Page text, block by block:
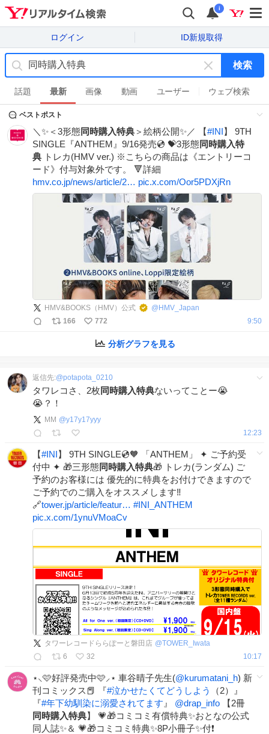
i
ログイン ID新規取得
キ
ー
ワ
ド
を
消
検索
話題 最新 画像 動画 ユーザー ウェブ検索
ベストポスト
＼✨＜3形態同時購入特典＞絵柄公開✨／ 【#INI】 9TH
SINGLE『ANTHEM』9/16発売💿 💝3形態同時購入特
典 トレカ(HMV ver.) ※こちらの商品は《エントリーコ
ード》付与対象外です。 🔻詳細
hmv.co.jp/news/article/2… pic.x.com/Oor5PDXjRn
HMV&BOOKS（HMV）公式 @ HMV_Japan
166
772 9:50
分析グラフを見る
返信先:@potapota_0210
タワレコさ、2枚 同時購入特典ないってことー😭
😭？！
MM @y17y17yyy
12:23
【#INI】 9TH SINGLE💿🧡 「ANTHEM」 ✦ ご予約受
付中 ✦ 🎁三形態同時購入特典🎁 トレカ(ランダム) ご
予約のお客様には 優先的に特典をお付けできますので
ご予約でのご購入をオススメします‼️
🔗tower.jp/article/featur… #INI_ANTHEM
pic.x.com/1ynuVMoaCv
タワーレコードららぽーと磐田店 @TOWER_Iwata
6
32 10:17
⋆⸜🩷好評発売中🩷⸝⋆ 車谷晴子先生(@kurumatani_h) 新
刊コミックス📕 『#泣かせたくてどうしよう
（2）』
『#年下幼馴染に溺愛されてます 』 @drap_info 【2冊
同時購入特典】 💗🎁コミコミ有償特典✨おとなの公式
同人誌✨＆ 💗🎁コミコミ特典✨8P小冊子✨付❗️